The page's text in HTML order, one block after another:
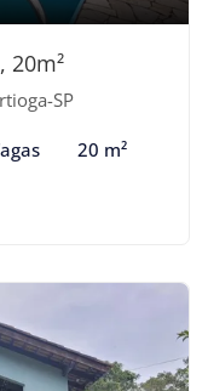
20m²
SP
20 m²